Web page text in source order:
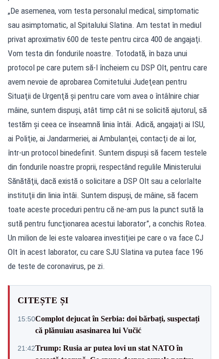
„De asemenea, vom testa personalul medical, simptomatic
sau asimptomatic, al Spitalului Slatina. Am testat în mediul
privat aproximativ 600 de teste pentru circa 400 de angajaţi.
Vom testa din fondurile noastre. Totodată, în baza unui
protocol pe care putem să-l încheiem cu DSP Olt, pentru care
avem nevoie de aprobarea Comitetului Judeţean pentru
Situaţii de Urgenţă şi pentru care vom avea o întâlnire chiar
mâine, suntem dispuşi, atât timp cât ni se solicită ajutorul, să
testăm şi ceea ce înseamnă linia întâi. Adică, angajaţi ai ISU,
ai Poliţie, ai Jandarmeriei, ai Ambulanţei, contacţi de ai lor,
într-un protocol binedefinit. Suntem dispuşi să facem testele
din fondurile noastre proprii, respectând regulile Ministerului
Sănătăţii, dacă există o solicitare a DSP Olt sau a celorlalte
instituţii din linia întâi. Suntem dispuşi, de mâine, să facem
toate aceste proceduri pentru că ne-am pus la punct sută la
sută pentru funcţionarea acestui laborator”, a conchis Rotea.
Un milion de lei este valoarea investiţiei pe care o va face CJ
Olt în acest laborator, cu care SJU Slatina va putea face 196
de teste de coronavirus, pe zi.
CITEȘTE ȘI
15:50Complot dejucat în Serbia: doi bărbați, suspectați
că plănuiau asasinarea lui Vučić
21:42Trump: Rusia ar putea lovi un stat NATO în